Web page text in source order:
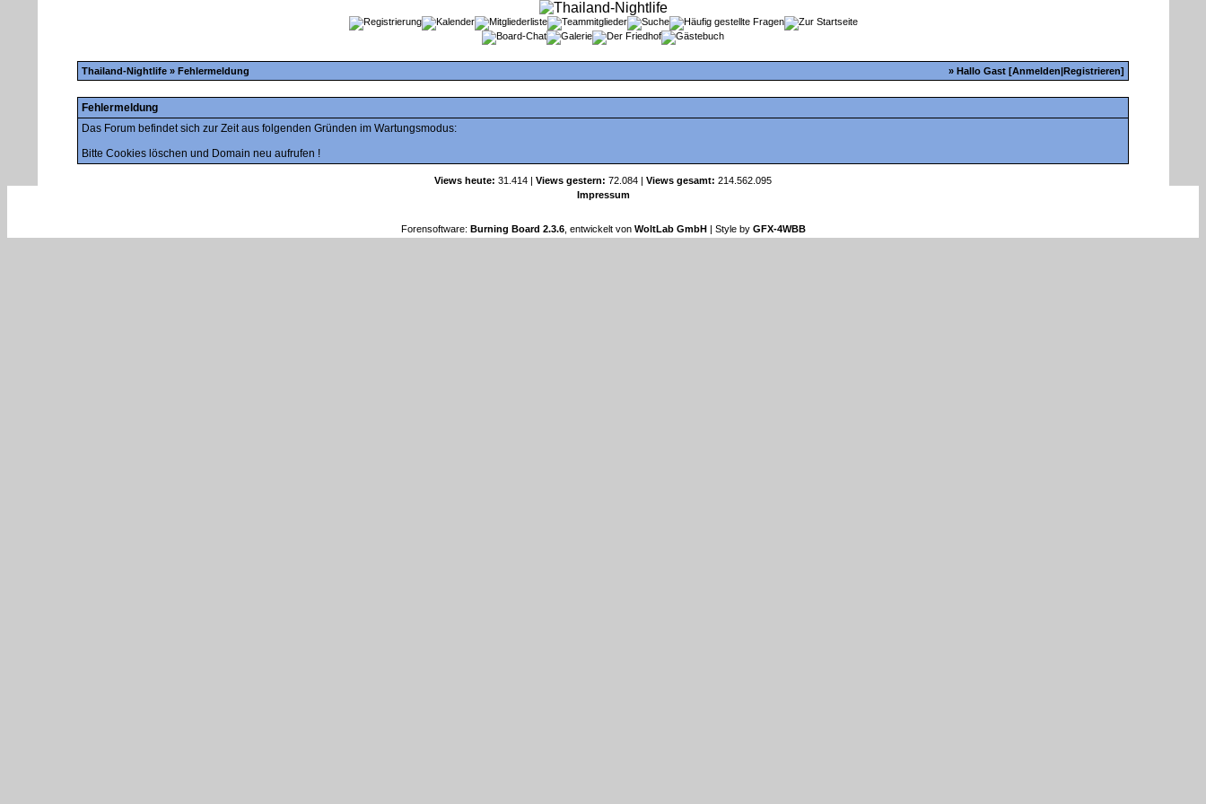
Thailand-Nightlife » Fehlermeldung » Hallo Gast [Anmelden|Registrieren]
Fehlermeldung
Das Forum befindet sich zur Zeit aus folgenden Gründen im Wartungsmodus:
Bitte Cookies löschen und Domain neu aufrufen !
Views heute: 31.414 | Views gestern: 72.084 | Views gesamt: 214.562.095
Impressum
Forensoftware: Burning Board 2.3.6, entwickelt von WoltLab GmbH| Style by GFX-4WBB